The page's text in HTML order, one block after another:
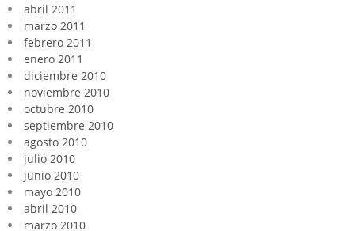
abril 2011
marzo 2011
febrero 2011
enero 2011
diciembre 2010
noviembre 2010
octubre 2010
septiembre 2010
agosto 2010
julio 2010
junio 2010
mayo 2010
abril 2010
marzo 2010